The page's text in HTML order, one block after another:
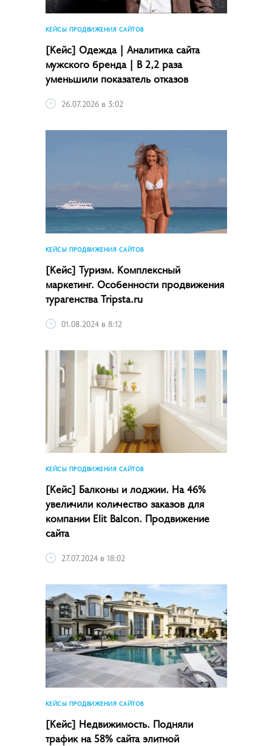
КЕЙСЫ ПРОДВИЖЕНИЯ САЙТОВ
[Кейс] Одежда | Аналитика сайта
мужского бренда | В 2,2 раза
уменьшили показатель отказов
26.07.2026 в 3:02
КЕЙСЫ ПРОДВИЖЕНИЯ САЙТОВ
[Кейс] Туризм. Комплексный
маркетинг. Особенности продвижения
турагенства Tripsta.ru
01.08.2024 в 8:12
КЕЙСЫ ПРОДВИЖЕНИЯ САЙТОВ
[Кейс] Балконы и лоджии. На 46%
увеличили количество заказов для
компании Elit Balcon. Продвижение
сайта
27.07.2024 в 18:02
КЕЙСЫ ПРОДВИЖЕНИЯ САЙТОВ
[Кейс] Недвижимость. Подняли
трафик на 58% сайта элитной